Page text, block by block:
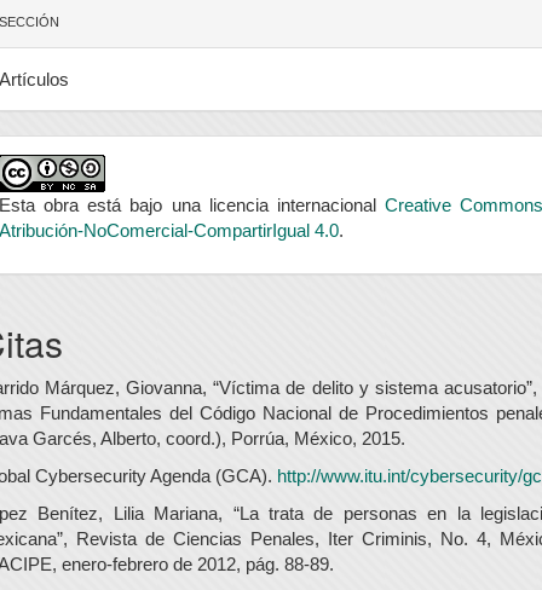
SECCIÓN
Artículos
Esta obra está bajo una licencia internacional Creative Commons
Atribución-NoComercial-CompartirIgual 4.0.
Márquez, Giovanna, “Víctima de delito y sistema acusatorio”,
Fundamentales del Código Nacional de Procedimientos
Garcés, Alberto, coord.), Porrúa, México, 2015.
Cybersecurity Agenda (GCA). http://www.itu.int/cybersecurity/
Benítez, Lilia Mariana, “La trata de personas en la
Revista de Ciencias Penales, Iter Criminis, No. 4,
enero-febrero de 2012, pág. 88-89.